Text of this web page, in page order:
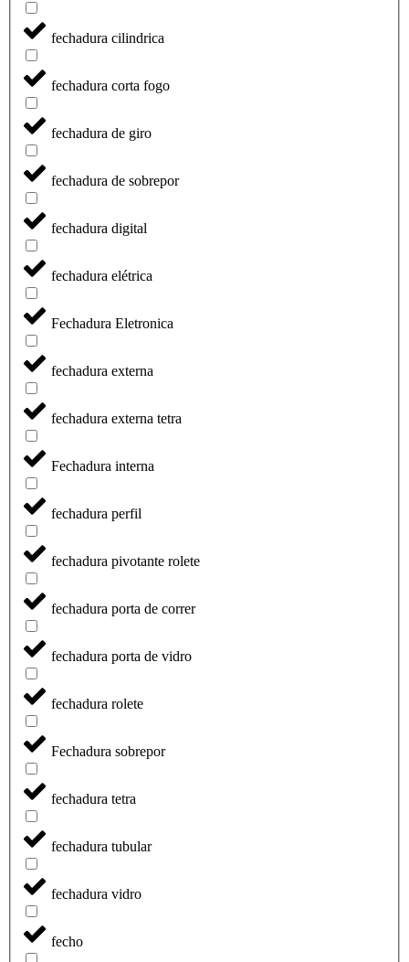
fechadura cilindrica
fechadura corta fogo
fechadura de giro
fechadura de sobrepor
fechadura digital
fechadura elétrica
Fechadura Eletronica
fechadura externa
fechadura externa tetra
Fechadura interna
fechadura perfil
fechadura pivotante rolete
fechadura porta de correr
fechadura porta de vidro
fechadura rolete
Fechadura sobrepor
fechadura tetra
fechadura tubular
fechadura vidro
fecho